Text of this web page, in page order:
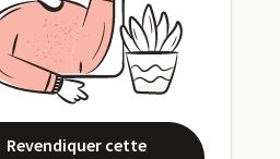
Revendiquer cette